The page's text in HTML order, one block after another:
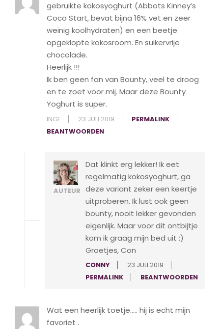
gebruikte kokosyoghurt (Abbots Kinney’s
Coco Start, bevat bijna 16% vet en zeer
weinig koolhydraten) en een beetje
opgeklopte kokosroom. En suikervrije
chocolade.
Heerlijk !!!
Ik ben geen fan van Bounty, veel te droog
en te zoet voor mij. Maar deze Bounty
Yoghurt is super.
INGE 23 JULI 2019
PERMALINK
BEANTWOORDEN
AUTEUR
Dat klinkt erg lekker! Ik eet
regelmatig kokosyoghurt, ga
deze variant zeker een keertje
uitproberen. Ik lust ook geen
bounty, nooit lekker gevonden
eigenlijk. Maar voor dit ontbijtje
kom ik graag mijn bed uit :)
Groetjes, Con
CONNY
23 JULI 2019
PERMALINK
BEANTWOORDEN
Wat een heerlijk toetje….. hij is echt mijn
favoriet .